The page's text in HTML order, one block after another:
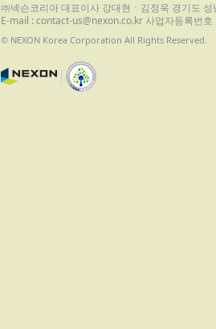
㈜넥슨코리아 대표이사 강대현ㆍ김정욱 경기도
E-mail : contact-us@nexon.co.kr 사업자등록번
© NEXON Korea Corporation All Rights Reserved.
|